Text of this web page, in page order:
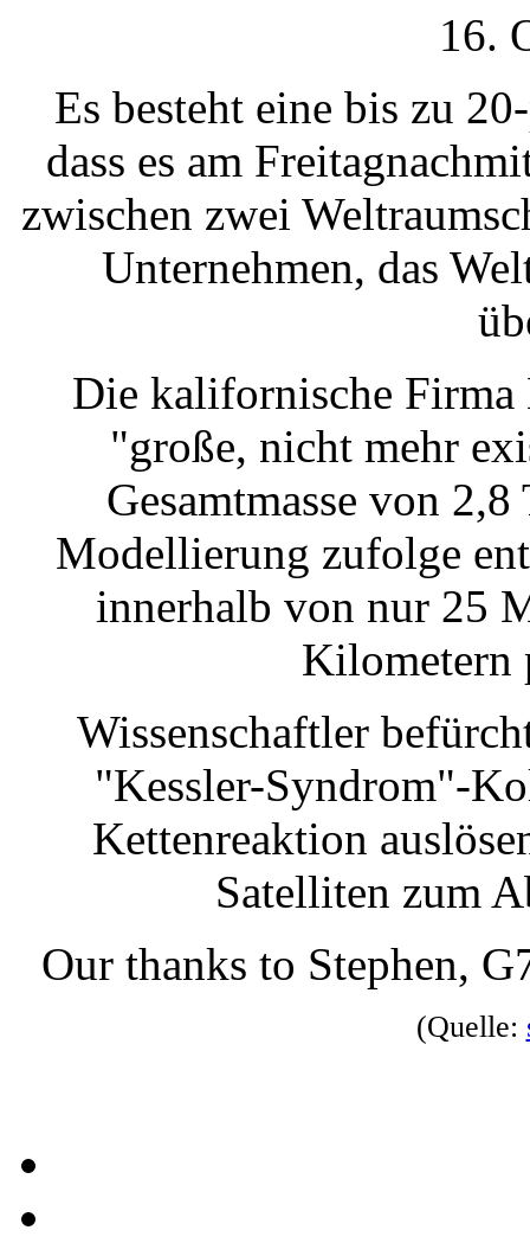
16.
Es besteht eine bis zu
dass es am
zwischen zwei
Unternehmen, das
Die kalifornische Firma
"große, nicht mehr
Gesamtmasse von
Modellierung zufolge
innerhalb von nur 25
Kilometern
Wissenschaftler
"Kessler-Syndrom"-
Kettenreaktion
Satelliten zum
Our thanks to Stephen,
(Quelle: